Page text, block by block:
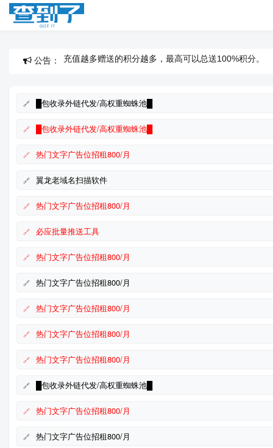
公告： 充值越多赠送的积分越多，最高可以总送100%积分。
█包收录外链代发/高权重蜘蛛池█
█包收录外链代发/高权重蜘蛛池█
热门文字广告位招租800/月
翼龙老域名扫描软件
热门文字广告位招租800/月
必应批量推送工具
热门文字广告位招租800/月
热门文字广告位招租800/月
热门文字广告位招租800/月
热门文字广告位招租800/月
热门文字广告位招租800/月
█包收录外链代发/高权重蜘蛛池█
热门文字广告位招租800/月
热门文字广告位招租800/月